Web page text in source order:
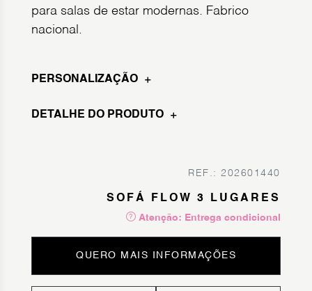
para salas de estar modernas. Fabrico
nacional.
PERSONALIZAÇÃO
DETALHE DO PRODUTO
REF.: 202601440
SOFÁ FLOW 3 LUGARES
Atenção: Entrega condicional
QUERO MAIS INFORMAÇÕES